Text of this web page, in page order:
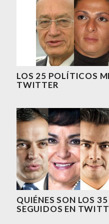
LOS 25 POLÍTICOS
TWITTER
QUIÉNES SON LOS
SEGUIDOS EN